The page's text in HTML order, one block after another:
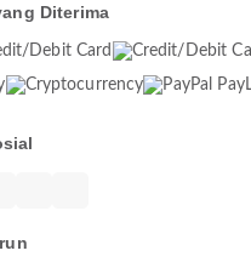
Diterima